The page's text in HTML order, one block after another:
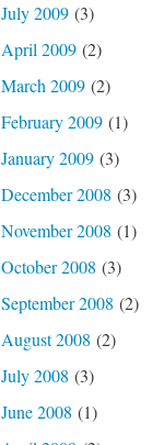
July 2009(3)
April 2009(2)
March 2009(2)
February 2009(1)
January 2009(3)
December 2008 (3)
November 2008 (1)
October 2008 (3)
September 2008 (2)
August 2008 (2)
July 2008 (3)
June 2008 (1)